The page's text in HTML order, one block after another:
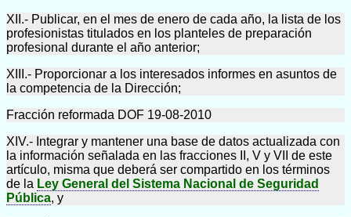
XII.- Publicar, en el mes de enero de cada año, la lista de los
profesionistas titulados en los planteles de preparación
profesional durante el año anterior;
XIII.- Proporcionar a los interesados informes en asuntos de
la competencia de la Dirección;
Fracción reformada DOF 19-08-2010
XIV.- Integrar y mantener una base de datos actualizada con
la información señalada en las fracciones II, V y VII de este
artículo, misma que deberá ser compartido en los términos
de la Ley General del Sistema Nacional de Seguridad
Pública, y